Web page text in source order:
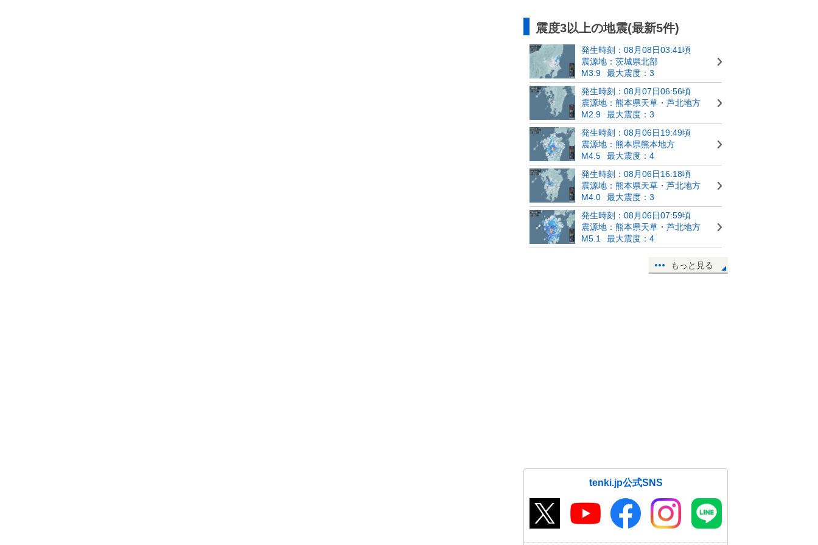
震度3以上の地震(最新5件)
発生時刻：08月08日03:41頃
震源地：茨城県北部
M3.9
最大震度：3
発生時刻：08月07日06:56頃
震源地：熊本県天草・芦北地方
M2.9
最大震度：3
発生時刻：08月06日19:49頃
震源地：熊本県熊本地方
M4.5
最大震度：4
発生時刻：08月06日16:18頃
震源地：熊本県天草・芦北地方
M4.0
最大震度：3
発生時刻：08月06日07:59頃
震源地：熊本県天草・芦北地方
M5.1
最大震度：4
もっと見る
tenki.jp公式SNS